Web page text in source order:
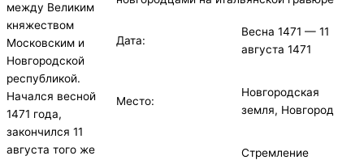
Дата:
Весна 1471 — 11
августа 1471
Место:
Новгородская
земля, Новгород
Стремление
между Великим
княжеством
Московским и
Новгородской
республикой.
Начался весной
1471 года,
закончился 11
августа того же